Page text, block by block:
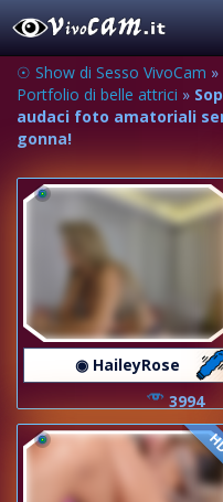
☉ Show di Sesso VivoCam »
Portfolio di belle attrici »
audaci foto amatoriali
gonna!
◉ HaileyRose
3994